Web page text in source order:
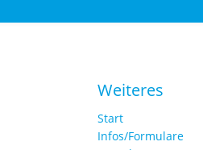
Weiteres
Start
Infos/Formulare